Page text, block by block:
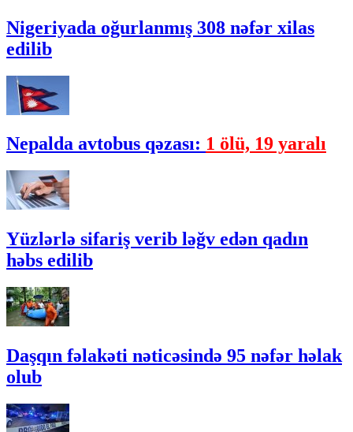
Nigeriyada oğurlanmış 308 nəfər xilas
edilib
Nepalda avtobus qəzası: 1 ölü, 19 yaralı
Yüzlərlə sifariş verib ləğv edən qadın
həbs edilib
Daşqın fəlakəti nəticəsində 95 nəfər həlak
olub